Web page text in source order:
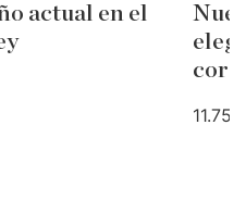
actual en el